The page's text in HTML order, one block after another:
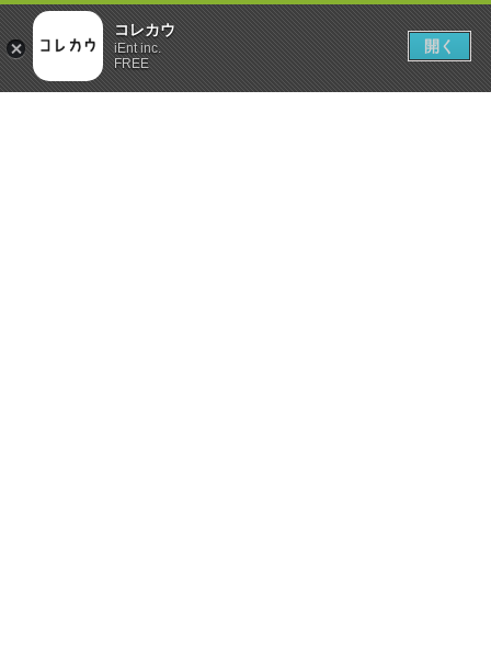
コレカウ
iEnt inc.
FREE
開く